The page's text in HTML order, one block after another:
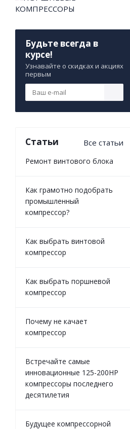
Будьте всегда в
курсе!
Узнавайте о скидках и акциях
первым
Статьи Все статьи
Ремонт винтового блока
Как грамотно подобрать
промышленный
компрессор?
Как выбрать винтовой
компрессор
Как выбрать поршневой
компрессор
Почему не качает
компрессор
Встречайте самые
инновационные 125-200HP
компрессоры последнего
десятилетия
Будущее компрессорной